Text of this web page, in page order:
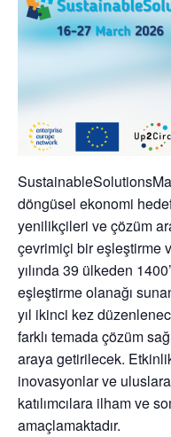
döngüsel ekonomi
yenilikçileri ve çözüm
çevrimiçi bir eşleştirme
yılında 39 ülkeden
eşleştirme olanağı
yıl ikinci kez
farklı temada çözüm
araya getirilecek.
inovasyonlar ve
katılımcılara ilham ve
amaçlamaktadır.